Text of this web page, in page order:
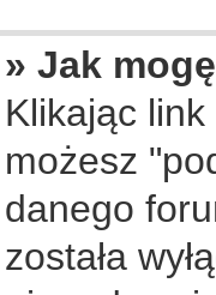
» Jak
Klikając
możesz
danego
została